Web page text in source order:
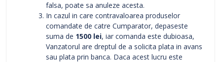
falsa, poate sa anuleze acesta.
In cazul in care contravaloarea produselor
comandate de catre Cumparator, depaseste
suma de 1500 lei, iar comanda este dubioasa,
Vanzatorul are dreptul de a solicita plata in avans
sau plata prin banca. Daca acest lucru este